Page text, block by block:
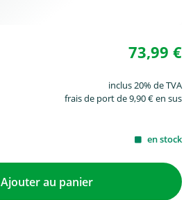
73,99 €
inclus 20% de TVA
frais de port de 9,90 € en sus
en stock
Ajouter au panier